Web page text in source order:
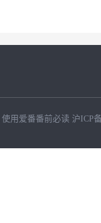
使用爱番番前必读 沪ICP